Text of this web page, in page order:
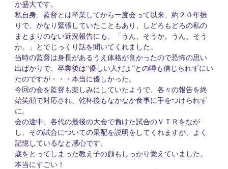
か盛大です。
私自身、監督とは卒業してから一度会って以来、約２０年振
りで、かなり緊張していたこともあり、しどろもどろの私の
まとまりのない近況報告にも、「うん、そうか。うん、そう
か。」とでじっくり話を聞いてくれました。
当時の監督は身長があるうえ体格が良かったので恐怖の思い
出ばかりで、卒業後は“優しい人だよ”との噂も信じられずにい
たのですが・・・本当に優しかった。
今回の会を監督も楽しみにしていたようで、各々の報告を終
始笑顔で対応され、乾杯後もなかなか食事に手をつけられず
に。
会の途中、各代の最後の大会で負けた試合のＶＴＲをなが
し、その試合についての采配を説明をしてくれますが、よく
記憶しているなと感心です。
歳をとってしまった教え子の顔もしっかり覚えていました。
本当にすごい！